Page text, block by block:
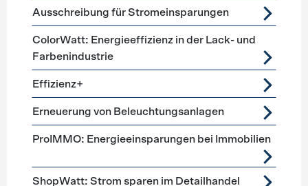
Förderprogramme Beleuchtung
Ausschreibung für Stromeinsparungen
ColorWatt: Energieeffizienz in der Lack- und
Farbenindustrie
Effizienz+
Erneuerung von Beleuchtungsanlagen
ProIMMO: Energieeinsparungen bei Immobilien
ShopWatt: Strom sparen im Detailhandel